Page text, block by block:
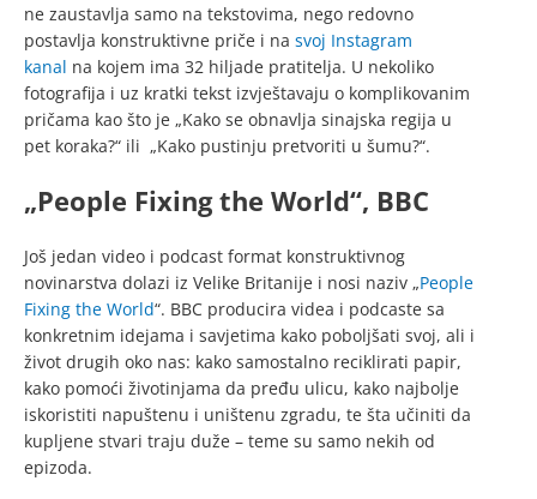
ne zaustavlja samo na tekstovima, nego redovno
postavlja konstruktivne priče i na svoj Instagram
kanal na kojem ima 32 hiljade pratitelja. U nekoliko
fotografija i uz kratki tekst izvještavaju o komplikovanim
pričama kao što je „Kako se obnavlja sinajska regija u
pet koraka?“ ili „Kako pustinju pretvoriti u šumu?“.
„People Fixing the World“, BBC
Još jedan video i podcast format konstruktivnog
novinarstva dolazi iz Velike Britanije i nosi naziv „People
Fixing the World“. BBC producira videa i podcaste sa
konkretnim idejama i savjetima kako poboljšati svoj, ali i
život drugih oko nas: kako samostalno reciklirati papir,
kako pomoći životinjama da pređu ulicu, kako najbolje
iskoristiti napuštenu i uništenu zgradu, te šta učiniti da
kupljene stvari traju duže – teme su samo nekih od
epizoda.